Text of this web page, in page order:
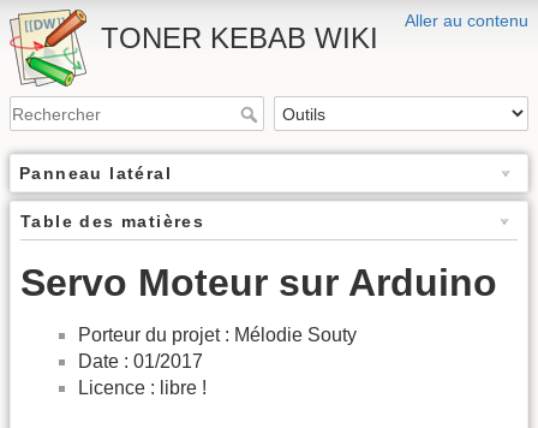
Aller au contenu
TONER KEBAB WIKI
Panneau latéral
Table des matières
Servo Moteur sur Arduino
Porteur du projet : Mélodie Souty
Date : 01/2017
Licence : libre !